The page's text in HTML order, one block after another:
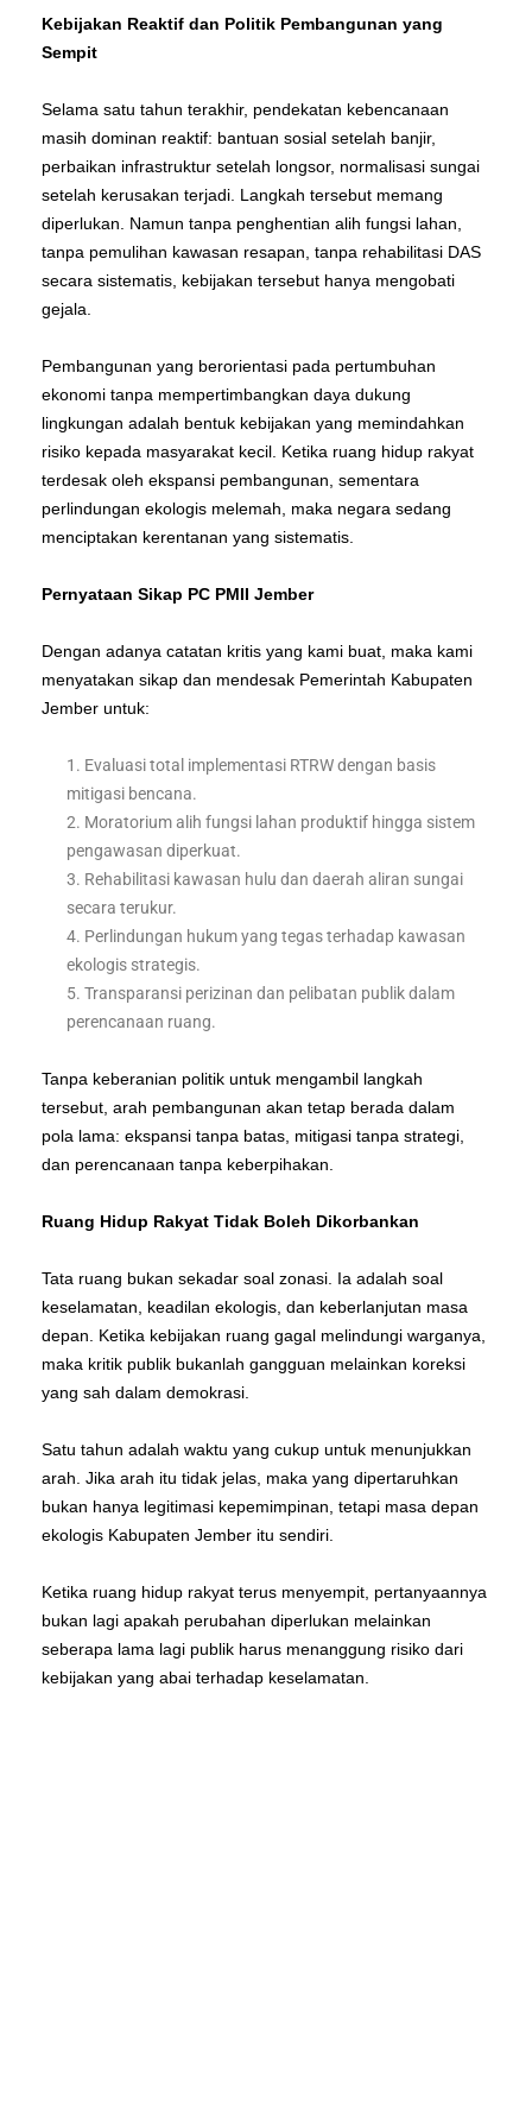
Kebijakan Reaktif dan Politik Pembangunan yang
Sempit
Selama satu tahun terakhir, pendekatan kebencanaan
masih dominan reaktif: bantuan sosial setelah banjir,
perbaikan infrastruktur setelah longsor, normalisasi sungai
setelah kerusakan terjadi. Langkah tersebut memang
diperlukan. Namun tanpa penghentian alih fungsi lahan,
tanpa pemulihan kawasan resapan, tanpa rehabilitasi DAS
secara sistematis, kebijakan tersebut hanya mengobati
gejala.
Pembangunan yang berorientasi pada pertumbuhan
ekonomi tanpa mempertimbangkan daya dukung
lingkungan adalah bentuk kebijakan yang memindahkan
risiko kepada masyarakat kecil. Ketika ruang hidup rakyat
terdesak oleh ekspansi pembangunan, sementara
perlindungan ekologis melemah, maka negara sedang
menciptakan kerentanan yang sistematis.
Pernyataan Sikap PC PMII Jember
Dengan adanya catatan kritis yang kami buat, maka kami
menyatakan sikap dan mendesak Pemerintah Kabupaten
Jember untuk:
Evaluasi total implementasi RTRW dengan basis
mitigasi bencana.
Moratorium alih fungsi lahan produktif hingga sistem
pengawasan diperkuat.
Rehabilitasi kawasan hulu dan daerah aliran sungai
secara terukur.
Perlindungan hukum yang tegas terhadap kawasan
ekologis strategis.
Transparansi perizinan dan pelibatan publik dalam
perencanaan ruang.
Tanpa keberanian politik untuk mengambil langkah
tersebut, arah pembangunan akan tetap berada dalam
pola lama: ekspansi tanpa batas, mitigasi tanpa strategi,
dan perencanaan tanpa keberpihakan.
Ruang Hidup Rakyat Tidak Boleh Dikorbankan
Tata ruang bukan sekadar soal zonasi. Ia adalah soal
keselamatan, keadilan ekologis, dan keberlanjutan masa
depan. Ketika kebijakan ruang gagal melindungi warganya,
maka kritik publik bukanlah gangguan melainkan koreksi
yang sah dalam demokrasi.
Satu tahun adalah waktu yang cukup untuk menunjukkan
arah. Jika arah itu tidak jelas, maka yang dipertaruhkan
bukan hanya legitimasi kepemimpinan, tetapi masa depan
ekologis Kabupaten Jember itu sendiri.
Ketika ruang hidup rakyat terus menyempit, pertanyaannya
bukan lagi apakah perubahan diperlukan melainkan
seberapa lama lagi publik harus menanggung risiko dari
kebijakan yang abai terhadap keselamatan.